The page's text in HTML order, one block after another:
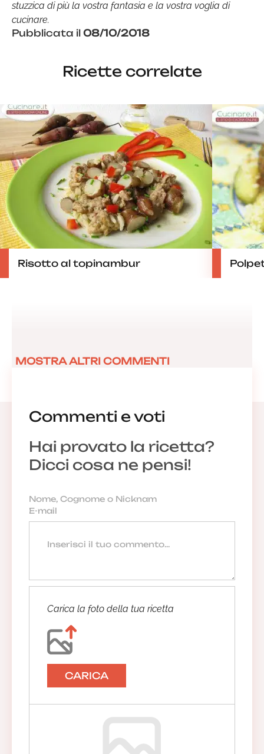
stuzzica di più la vostra fantasia e la vostra voglia di
cucinare.
Pubblicata il 08/10/2018
Ricette correlate
Risotto al topinambur
Commenti e voti
Hai provato la ricetta?
Dicci cosa ne pensi!
Carica la foto della tua ricetta
CARICA
MOSTRA ALTRI COMMENTI